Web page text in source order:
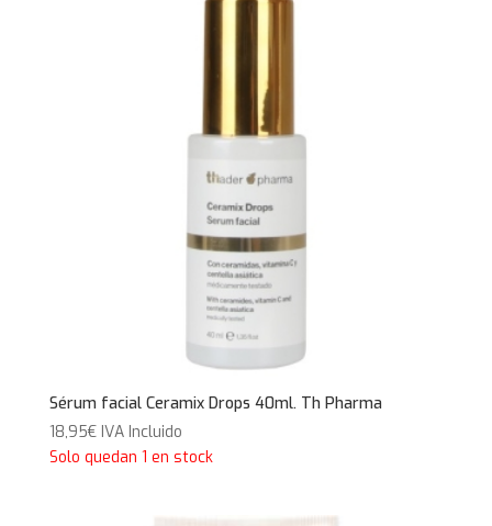
Sérum facial Ceramix Drops 40ml. Th Pharma
18,95€ IVA Incluido
Solo quedan 1 en stock